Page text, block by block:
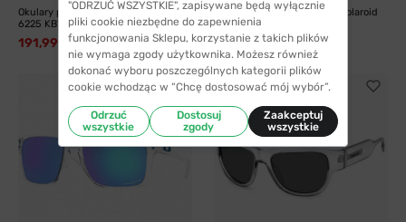
Okulary przeciwsłoneczne Polaroid
6225 KB7 57...
191,99 zł 299,98 zł
Okulary przeciwsłoneczne Polaroid
4187/G/S/X...
234,99 zł 247,99 zł
"ODRZUĆ WSZYSTKIE", zapisywane będą wyłącznie
pliki cookie niezbędne do zapewnienia
funkcjonowania Sklepu, korzystanie z takich plików
nie wymaga zgody użytkownika. Możesz również
dokonać wyboru poszczególnych kategorii plików
cookie wchodząc w “Chcę dostosować mój wybór”.
Odrzuć
wszystkie
Dostosuj
zgody
Zaakceptuj
wszystkie